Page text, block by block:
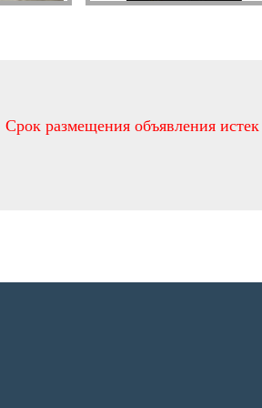
Срок размещения объявления истек